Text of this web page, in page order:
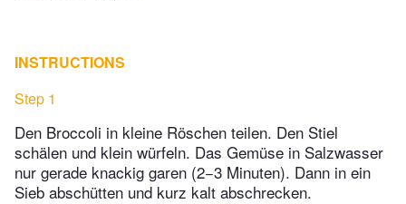
INSTRUCTIONS
Step 1
Den Broccoli in kleine Röschen teilen. Den Stiel
schälen und klein würfeln. Das Gemüse in Salzwasser
nur gerade knackig garen (2−3 Minuten). Dann in ein
Sieb abschütten und kurz kalt abschrecken.